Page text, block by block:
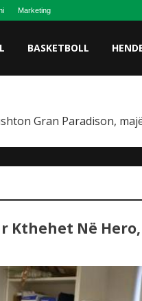
Marketing
BASKETBOLL
Gran Paradison,
Në Hero,